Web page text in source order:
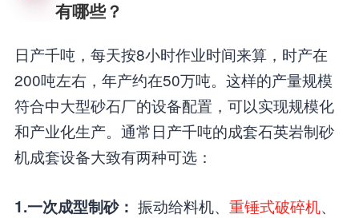
有哪些？
日产千吨，每天按8小时作业时间来算，时产在
200吨左右，年产约在50万吨。这样的产量规模
符合中大型砂石厂的设备配置，可以实现规模化
和产业化生产。通常日产千吨的成套石英岩制砂
机成套设备大致有两种可选：
1.一次成型制砂： 振动给料机、 重锤式破碎机、